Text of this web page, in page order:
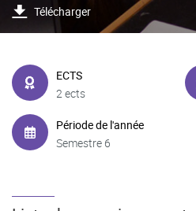
Télécharger
ECTS
2 ects
Période de l'année
Semestre 6